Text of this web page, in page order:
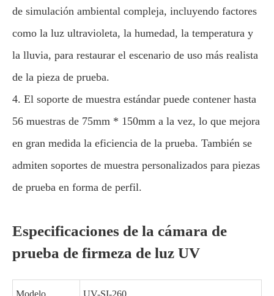
de simulación ambiental compleja, incluyendo factores
como la luz ultravioleta, la humedad, la temperatura y
la lluvia, para restaurar el escenario de uso más realista
de la pieza de prueba.
4. El soporte de muestra estándar puede contener hasta
56 muestras de 75mm * 150mm a la vez, lo que mejora
en gran medida la eficiencia de la prueba. También se
admiten soportes de muestra personalizados para piezas
de prueba en forma de perfil.
Especificaciones de la cámara de
prueba de firmeza de luz UV
Modelo UV-SI-260